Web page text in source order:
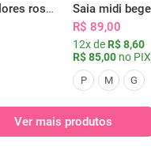
Saia midi branca flores rosas com bolsos
R$ 89,00
12x de R$ 8,60
R$ 85,00 no PIX
P M G
Ver mais produtos